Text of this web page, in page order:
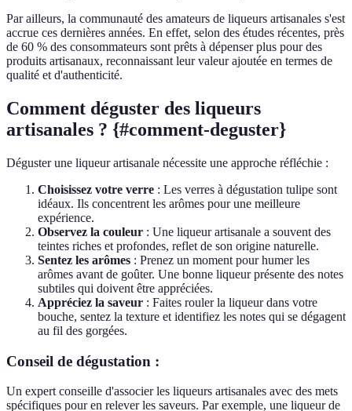
Par ailleurs, la communauté des amateurs de liqueurs artisanales s'est
accrue ces dernières années. En effet, selon des études récentes, près
de 60 % des consommateurs sont prêts à dépenser plus pour des
produits artisanaux, reconnaissant leur valeur ajoutée en termes de
qualité et d'authenticité.
Comment déguster des liqueurs
artisanales ? {#comment-deguster}
Déguster une liqueur artisanale nécessite une approche réfléchie :
Choisissez votre verre : Les verres à dégustation tulipe sont
idéaux. Ils concentrent les arômes pour une meilleure
expérience.
Observez la couleur : Une liqueur artisanale a souvent des
teintes riches et profondes, reflet de son origine naturelle.
Sentez les arômes : Prenez un moment pour humer les
arômes avant de goûter. Une bonne liqueur présente des notes
subtiles qui doivent être appréciées.
Appréciez la saveur : Faites rouler la liqueur dans votre
bouche, sentez la texture et identifiez les notes qui se dégagent
au fil des gorgées.
Conseil de dégustation :
Un expert conseille d'associer les liqueurs artisanales avec des mets
spécifiques pour en relever les saveurs. Par exemple, une liqueur de